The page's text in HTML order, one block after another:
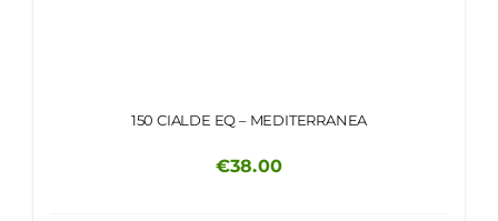
150 CIALDE EQ – MEDITERRANEA
€38.00